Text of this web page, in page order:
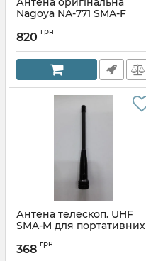
Nagoya NA-771 SMA-F
Артикул:
820 грн
Антена телескоп. UHF
SMA-M для портативних
Артикул:
368 грн